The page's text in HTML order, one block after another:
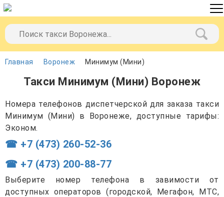
Главная Воронеж Минимум (Мини)
Такси Минимум (Мини) Воронеж
Номера телефонов диспетчерской для заказа такси
Минимум (Мини) в Воронеже, доступные тарифы:
Эконом.
☎ +7 (473) 260-52-36
☎ +7 (473) 200-88-77
Выберите номер телефона в завимости от
доступных операторов (городской, Мегафон, МТС,